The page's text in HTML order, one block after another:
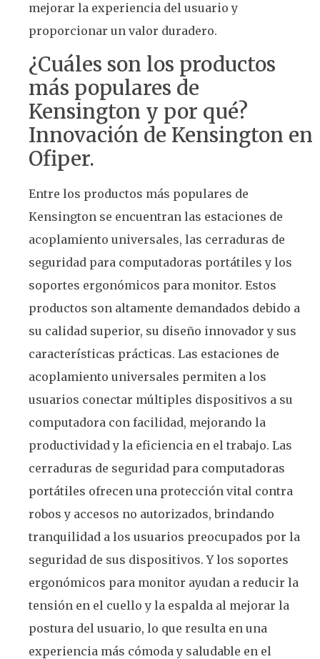
mejorar la experiencia del usuario y
proporcionar un valor duradero.
¿Cuáles son los productos
más populares de
Kensington y por qué?
Innovación de Kensington en
Ofiper.
Entre los productos más populares de
Kensington se encuentran las estaciones de
acoplamiento universales, las cerraduras de
seguridad para computadoras portátiles y los
soportes ergonómicos para monitor. Estos
productos son altamente demandados debido a
su calidad superior, su diseño innovador y sus
características prácticas. Las estaciones de
acoplamiento universales permiten a los
usuarios conectar múltiples dispositivos a su
computadora con facilidad, mejorando la
productividad y la eficiencia en el trabajo. Las
cerraduras de seguridad para computadoras
portátiles ofrecen una protección vital contra
robos y accesos no autorizados, brindando
tranquilidad a los usuarios preocupados por la
seguridad de sus dispositivos. Y los soportes
ergonómicos para monitor ayudan a reducir la
tensión en el cuello y la espalda al mejorar la
postura del usuario, lo que resulta en una
experiencia más cómoda y saludable en el